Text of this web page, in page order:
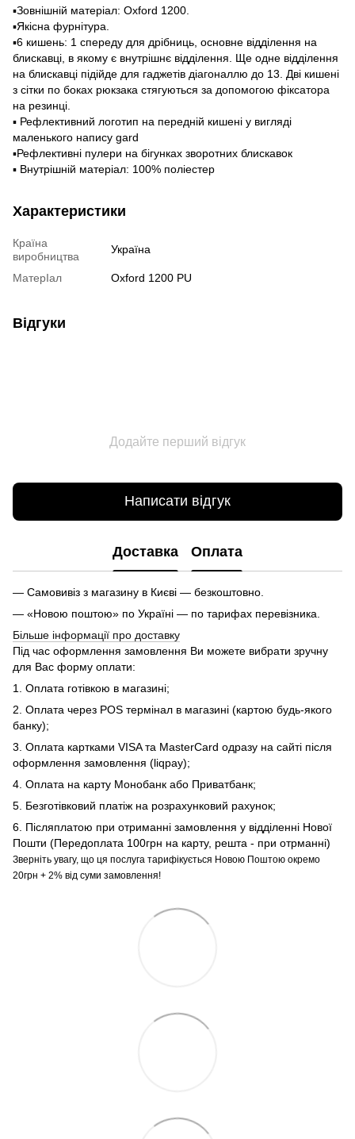
▪️Зовнішній матеріал: Oxford 1200.
▪️Якісна фурнітура.
▪️6 кишень: 1 спереду для дрібниць, основне відділення на
блискавці, в якому є внутрішнє відділення. Ще одне відділення
на блискавці підійде для гаджетів діагоналлю до 13. Дві кишені
з сітки по боках рюкзака стягуються за допомогою фіксатора
на резинці.
▪️ Рефлективний логотип на передній кишені у вигляді
маленького напису gard
▪️Рефлективні пулери на бігунках зворотних блискавок
▪️ Внутрішній матеріал: 100% поліестер
Характеристики
Країна
виробництва
Україна
МатерІал Oxford 1200 PU
Відгуки
Додайте перший відгук
Написати відгук
Доставка Оплата
— Самовивіз з магазину в Києві — безкоштовно.
— «Новою поштою» по Україні — по тарифах перевізника.
Більше інформації про доставку
Під час оформлення замовлення Ви можете вибрати зручну
для Вас форму оплати:
1. Оплата готівкою в магазині;
2. Оплата через POS термінал в магазині (картою будь-якого
банку);
3. Оплата картками VISA та MasterCard одразу на сайті після
оформлення замовлення (liqpay);
4. Оплата на карту Монобанк або Приватбанк;
5. Безготівковий платіж на розрахунковий рахунок;
6. Післяплатою при отриманні замовлення у відділенні Нової
Пошти (Передоплата 100грн на карту, решта - при отрманні)
Зверніть увагу, що ця послуга тарифікується Новою Поштою окремо
20грн + 2% від суми замовлення!